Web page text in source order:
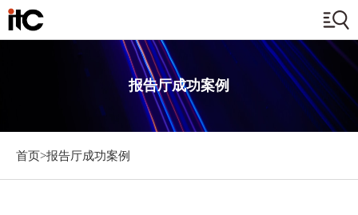
报告厅成功案例
首页>报告厅成功案例